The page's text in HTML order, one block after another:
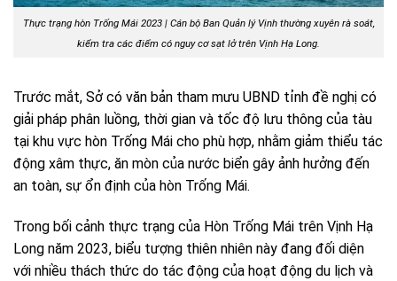
Thực trạng hòn Trống Mái 2023 | Cán bộ Ban Quản lý Vịnh thường xuyên rà soát,
kiểm tra các điểm có nguy cơ sạt lở trên Vịnh Hạ Long.
Trước mắt, Sở có văn bản tham mưu UBND tỉnh đề nghị có
giải pháp phân luồng, thời gian và tốc độ lưu thông của tàu
tại khu vực hòn Trống Mái cho phù hợp, nhằm giảm thiểu tác
động xâm thực, ăn mòn của nước biển gây ảnh hưởng đến
an toàn, sự ổn định của hòn Trống Mái.
Trong bối cảnh thực trạng của Hòn Trống Mái trên Vịnh Hạ
Long năm 2023, biểu tượng thiên nhiên này đang đối diện
với nhiều thách thức do tác động của hoạt động du lịch và